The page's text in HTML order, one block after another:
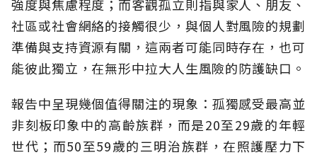
強度與焦慮程度；而客觀孤立則指與家人、朋友、
社區或社會網絡的接觸很少，與個人對風險的規劃
準備與支持資源有關，這兩者可能同時存在，也可
能彼此獨立，在無形中拉大人生風險的防護缺口。
報告中呈現幾個值得關注的現象：孤獨感受最高並
非刻板印象中的高齡族群，而是20至29歲的年輕
世代；而50至59歲的三明治族群，在照護壓力下